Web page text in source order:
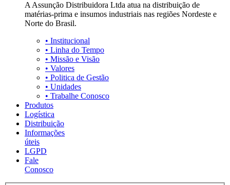
A Assunção Distribuidora Ltda atua na distribuição de
matérias-prima e insumos industriais nas regiões Nordeste e
Norte do Brasil.
• Institucional
• Linha do Tempo
• Missão e Visão
• Valores
• Politica de Gestão
• Unidades
• Trabalhe Conosco
Produtos
Logística
Distribuição
Informações
úteis
LGPD
Fale
Conosco